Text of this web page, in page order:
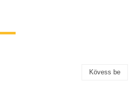
Kövess be